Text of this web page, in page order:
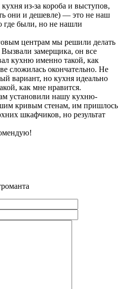
из-за короба и выступов,
они и дешевле) — это не наш
были, но не нашли
центрам мы решили делать
замерщика, он все
кухню именно такой, как
сложилась окончательно. Не
вариант, но кухня идеально
как мне нравится.
установили нашу кухню-
кривым стенам, им пришлось
шкафчиков, но результат